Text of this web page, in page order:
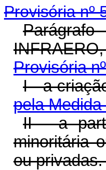
Provisória nº
Provisória
I - a
pela
II - a
minoritária
ou